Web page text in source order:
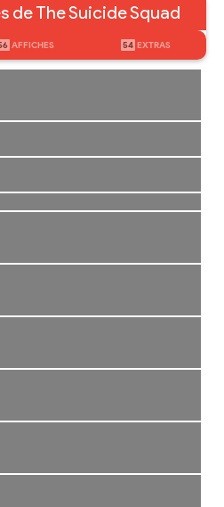
de The Suicide Squad
AFFICHES 54 EXTRAS